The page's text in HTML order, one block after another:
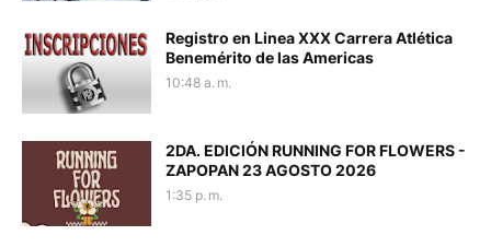
Registro en Linea XXX Carrera Atlética
Benemérito de las Americas
10:48 a. m.
2DA. EDICIÓN RUNNING FOR FLOWERS -
ZAPOPAN 23 AGOSTO 2026
1:35 p. m.